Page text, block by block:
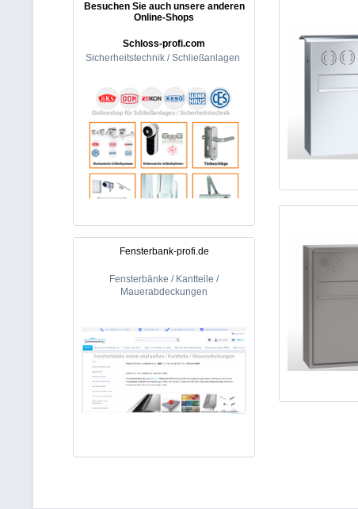
Besuchen Sie auch unsere anderen
Online-Shops
Schloss-profi.com
Sicherheitstechnik / Schließanlagen
Fensterbank-profi.de
Fensterbänke / Kantteile /
Mauerabdeckungen